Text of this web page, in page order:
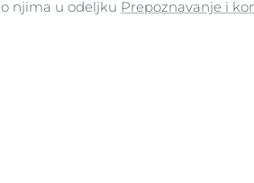
o njima u odeljku Prepoznavanje i